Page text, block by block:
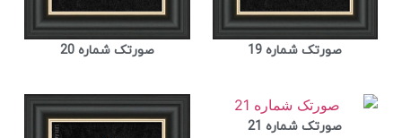
صورتک شماره 19 صورتک شماره 20
صورتک شماره 21